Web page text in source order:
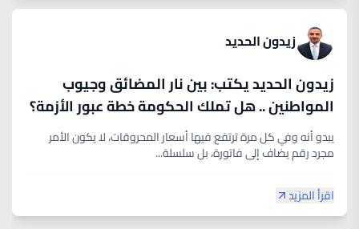
زيدون الحديد
زيدون الحديد يكتب: بين نار المضائق وجيوب
المواطنين .. هل تملك الحكومة خطة عبور الأزمة؟
يبدو أنه وفي كل مرة ترتفع فيها أسعار المحروقات، لا يكون الأمر
مجرد رقم يضاف إلى فاتورة، بل سلسلة...
اقرأ المزيد